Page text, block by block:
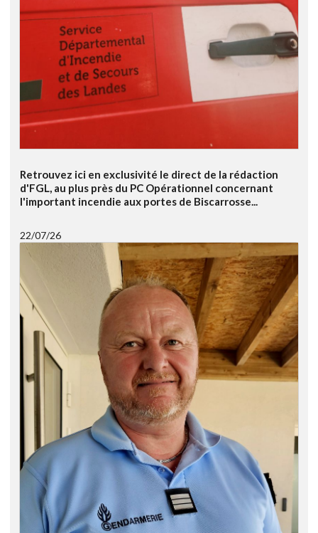
Retrouvez ici en exclusivité le direct de la rédaction
d'FGL, au plus près du PC Opérationnel concernant
l'important incendie aux portes de Biscarrosse...
22/07/26